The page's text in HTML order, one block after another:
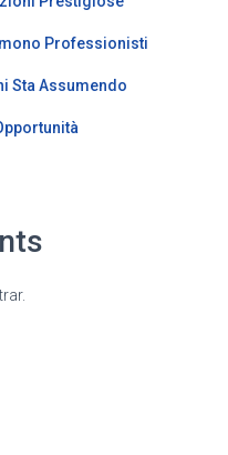
Professionisti
Sta Assumendo